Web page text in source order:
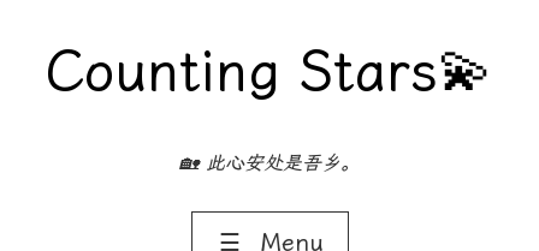
Counting Stars💫
🏡 此心安处是吾乡。
☰ Menu